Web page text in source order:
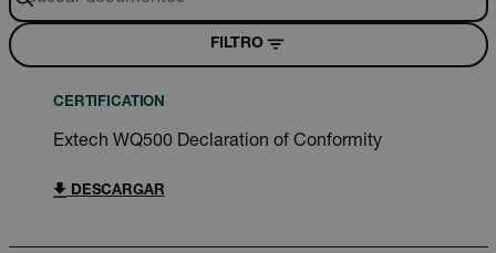
FILTRO
CERTIFICATION
Extech WQ500 Declaration of Conformity
DESCARGAR